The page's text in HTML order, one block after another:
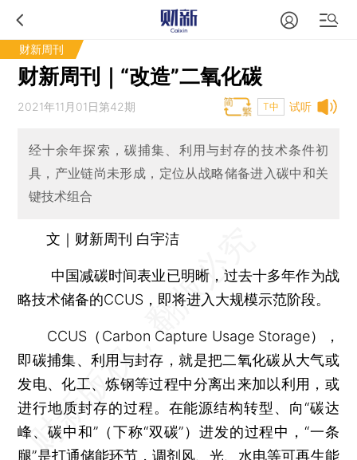
财新周刊
财新周刊｜“改造”二氧化碳
试听
2021年11月01日第42期 T中
经十余年探索，碳捕集、利用与封存的技术条件初
具，产业链尚未形成，定位从战略储备进入碳中和关
键技术组合
文｜财新周刊 白宇洁
中国减碳时间表业已明晰，过去十多年作为战
略技术储备的CCUS，即将进入大规模示范阶段。
CCUS（Carbon Capture Usage Storage），
即碳捕集、利用与封存，就是把二氧化碳从大气或
发电、化工、炼钢等过程中分离出来加以利用，或
进行地质封存的过程。在能源结构转型、向“碳达
峰、碳中和”（下称“双碳”）进发的过程中，“一条
腿”是打通储能环节，调剂风、光、水电等可再生能